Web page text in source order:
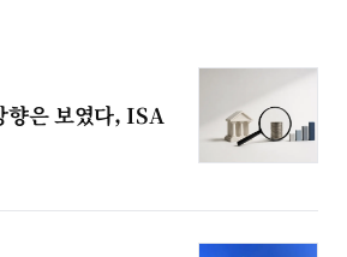
향은 보였다, ISA